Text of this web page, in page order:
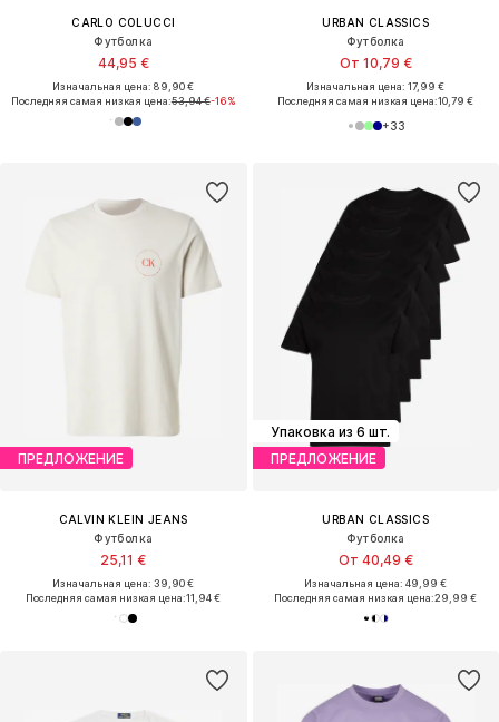
CARLO COLUCCI
Футболка
44,95 €
Изначальная цена: 89,90 €
Последняя самая низкая цена:53,94 €-16%
URBAN CLASSICS
Футболка
От 10,79 €
Изначальная цена: 17,99 €
Последняя самая низкая цена:10,79 €
+33
ПРЕДЛОЖЕНИЕ
CALVIN KLEIN JEANS
Футболка
25,11 €
Изначальная цена: 39,90 €
Последняя самая низкая цена:11,94 €
Упаковка из 6 шт.
ПРЕДЛОЖЕНИЕ
URBAN CLASSICS
Футболка
От 40,49 €
Изначальная цена: 49,99 €
Последняя самая низкая цена:29,99 €